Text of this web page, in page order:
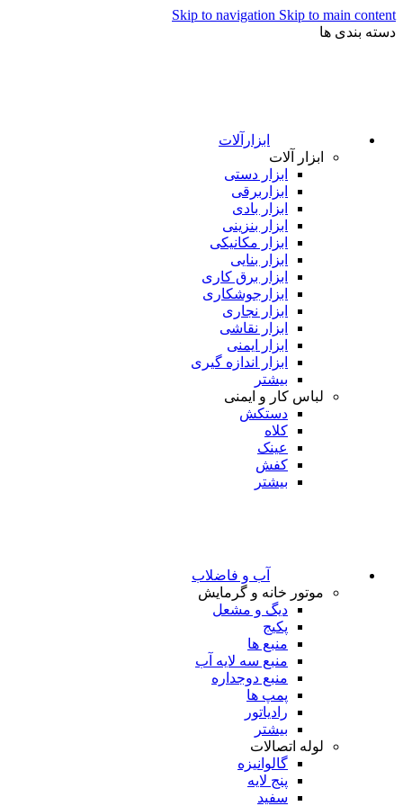
Skip to navigation Skip to main content
دسته بندی ها
ابزارآلات
ابزار آلات
ابزار دستی
ابزاربرقی
ابزار بادی
ابزار بنزینی
ابزار مکانیکی
ابزار بنایی
ابزار برق کاری
ابزارجوشکاری
ابزار نجاری
ابزار نقاشی
ابزار ایمنی
ابزار اندازه گیری
بیشتر
لباس کار و ایمنی
دستکش
کلاه
عینک
کفش
بیشتر
آب و فاضلاب
موتور خانه و گرمایش
دیگ و مشعل
پکیج
منبع ها
منبع سه لایه آب
منبع دوجداره
پمپ ها
رادیاتور
بیشتر
لوله اتصالات
گالوانیزه
پنج لایه
سفید